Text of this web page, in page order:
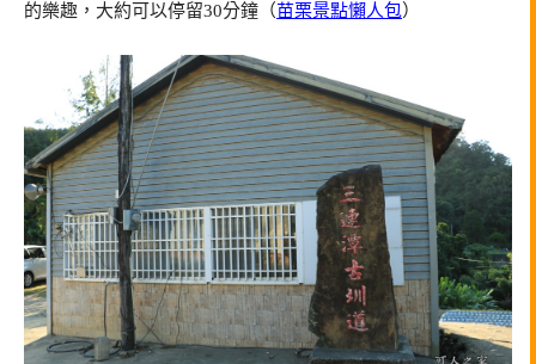
的樂趣，大約可以停留30分鐘（苗栗景點懶人包）